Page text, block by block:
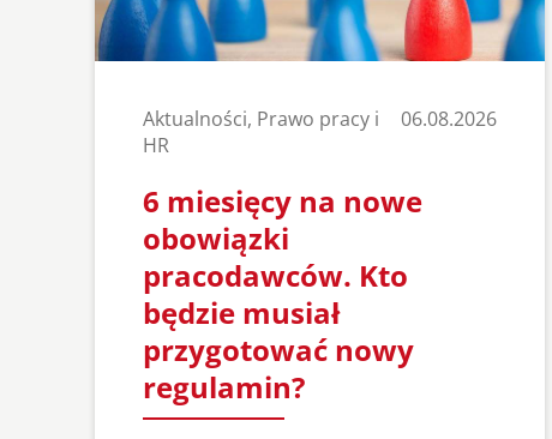
Aktualności, Prawo pracy i
HR
06.08.2026
6 miesięcy na nowe
obowiązki
pracodawców. Kto
będzie musiał
przygotować nowy
regulamin?